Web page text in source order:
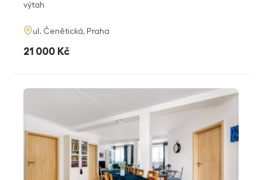
funkce
výtah
adresa
ul. Čenětická, Praha
cena
21 000 Kč